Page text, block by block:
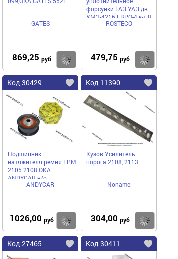
GATES
869,25 руб Купить
форсунки ГАЗ УАЗ дв
УМЗ-4216 ЕВРО-4 к-т 8
шт Фторсиликон FVMQ
ROSTECO
479,75 руб
Код 30429
Подшипник
натяжителя ремня ГРМ
2105 2108 ОКА
ANDYCAR н/о
ANDYCAR
1026,00 руб Купить
Код 11390
Кузов Усилитель
порога 2108, 2113
Noname
304,00 руб
Код 27465 Код 30411